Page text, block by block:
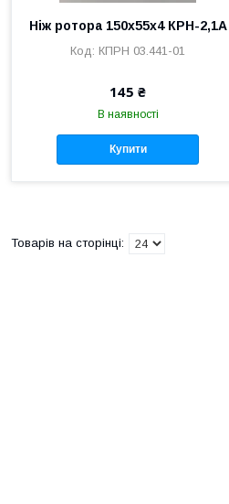
Ніж ротора 150х55х4 КРН-2,1А
КПРН 03.441-01
145 ₴
В наявності
Купити